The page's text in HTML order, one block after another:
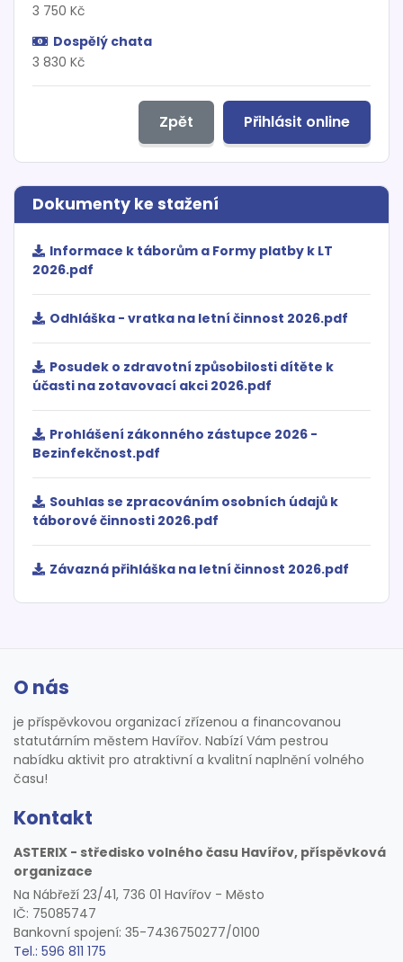
3 750 Kč
Dospělý chata
3 830 Kč
Přihlásit online
Zpět
Dokumenty ke stažení
Informace k táborům a Formy platby k LT
2026.pdf
Odhláška - vratka na letní činnost 2026.pdf
Posudek o zdravotní způsobilosti dítěte k
účasti na zotavovací akci 2026.pdf
Prohlášení zákonného zástupce 2026 -
Bezinfekčnost.pdf
Souhlas se zpracováním osobních údajů k
táborové činnosti 2026.pdf
Závazná přihláška na letní činnost 2026.pdf
O nás
je příspěvkovou organizací zřízenou a financovanou
statutárním městem Havířov. Nabízí Vám pestrou
nabídku aktivit pro atraktivní a kvalitní naplnění volného
času!
Kontakt
ASTERIX - středisko volného času Havířov, příspěvková
organizace
Na Nábřeží 23/41, 736 01 Havířov - Město
IČ: 75085747
Bankovní spojení: 35-7436750277/0100
Tel.: 596 811 175